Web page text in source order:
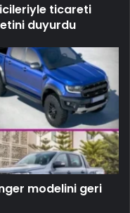
ticareti
duyurdu
modelini geri